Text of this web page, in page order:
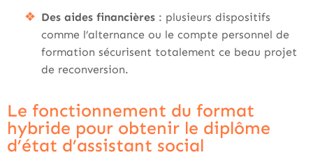
Des aides financières : plusieurs dispositifs
comme l’alternance ou le compte personnel de
formation sécurisent totalement ce beau projet
de reconversion.
Le fonctionnement du format
hybride pour obtenir le diplôme
d’état d’assistant social